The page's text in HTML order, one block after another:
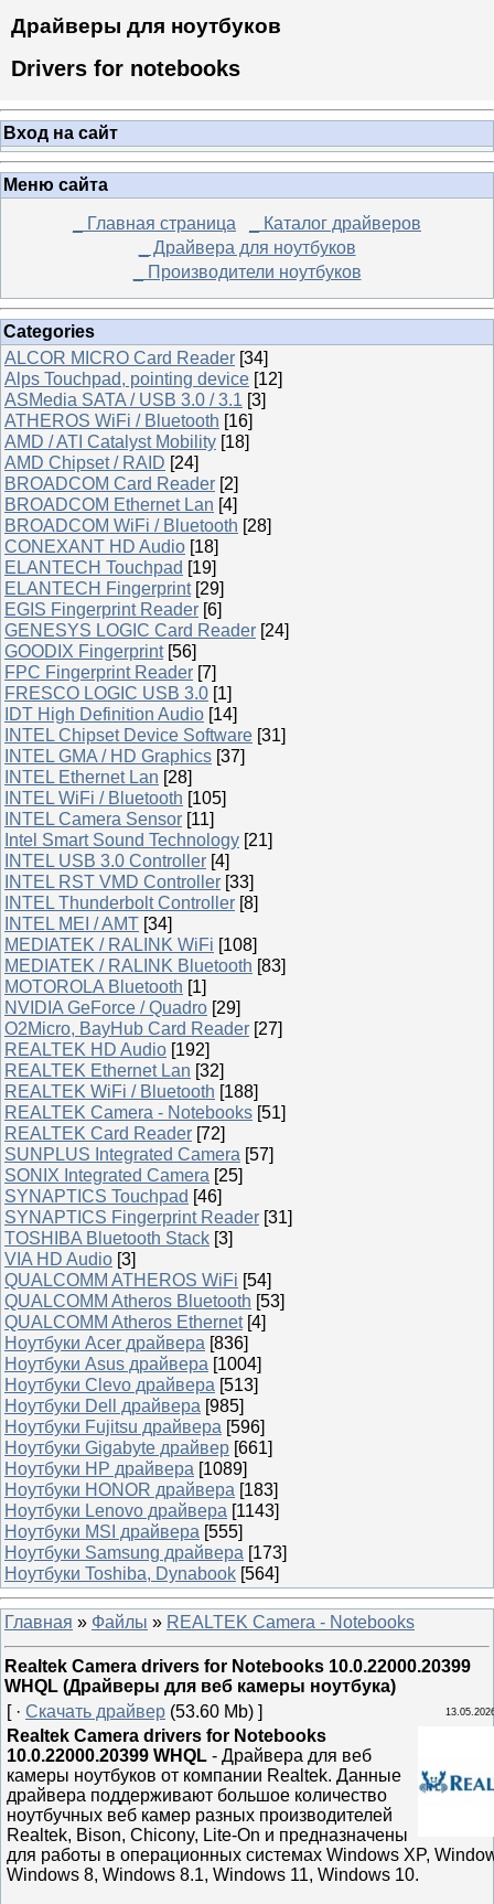
Драйверы для ноутбуков
Drivers for notebooks
Вход на сайт
Меню сайта
_ Главная страница
_ Каталог драйверов
_ Драйвера для ноутбуков
_ Производители ноутбуков
Categories
ALCOR MICRO Card Reader [34]
Alps Touchpad, pointing device [12]
ASMedia SATA / USB 3.0 / 3.1 [3]
ATHEROS WiFi / Bluetooth [16]
AMD / ATI Catalyst Mobility [18]
AMD Chipset / RAID [24]
BROADCOM Card Reader [2]
BROADCOM Ethernet Lan [4]
BROADCOM WiFi / Bluetooth [28]
CONEXANT HD Audio [18]
ELANTECH Touchpad [19]
ELANTECH Fingerprint [29]
EGIS Fingerprint Reader [6]
GENESYS LOGIC Card Reader [24]
GOODIX Fingerprint [56]
FPC Fingerprint Reader [7]
FRESCO LOGIC USB 3.0 [1]
IDT High Definition Audio [14]
INTEL Chipset Device Software [31]
INTEL GMA / HD Graphics [37]
INTEL Ethernet Lan [28]
INTEL WiFi / Bluetooth [105]
INTEL Camera Sensor [11]
Intel Smart Sound Technology [21]
INTEL USB 3.0 Controller [4]
INTEL RST VMD Controller [33]
INTEL Thunderbolt Controller [8]
INTEL MEI / AMT [34]
MEDIATEK / RALINK WiFi [108]
MEDIATEK / RALINK Bluetooth [83]
MOTOROLA Bluetooth [1]
NVIDIA GeForce / Quadro [29]
O2Micro, BayHub Card Reader [27]
REALTEK HD Audio [192]
REALTEK Ethernet Lan [32]
REALTEK WiFi / Bluetooth [188]
REALTEK Camera - Notebooks [51]
REALTEK Card Reader [72]
SUNPLUS Integrated Camera [57]
SONIX Integrated Camera [25]
SYNAPTICS Touchpad [46]
SYNAPTICS Fingerprint Reader [31]
TOSHIBA Bluetooth Stack [3]
VIA HD Audio [3]
QUALCOMM ATHEROS WiFi [54]
QUALCOMM Atheros Bluetooth [53]
QUALCOMM Atheros Ethernet [4]
Ноутбуки Acer драйвера [836]
Ноутбуки Asus драйвера [1004]
Ноутбуки Clevo драйвера [513]
Ноутбуки Dell драйвера [985]
Ноутбуки Fujitsu драйвера [596]
Ноутбуки Gigabyte драйвер [661]
Ноутбуки HP драйвера [1089]
Ноутбуки HONOR драйвера [183]
Ноутбуки Lenovo драйвера [1143]
Ноутбуки MSI драйвера [555]
Ноутбуки Samsung драйвера [173]
Ноутбуки Toshiba, Dynabook [564]
Главная » Файлы » REALTEK Camera - Notebooks
Realtek Camera drivers for Notebooks 10.0.22000.20399
WHQL (Драйверы для веб камеры ноутбука)
[ · Скачать драйвер (53.60 Mb) ]
Realtek Camera drivers for Notebooks
10.0.22000.20399 WHQL - Драйвера для веб
камеры ноутбуков от компании Realtek. Данные
драйвера поддерживают большое количество
ноутбучных веб камер разных производителей
Realtek, Bison, Chicony, Lite-On и предназначены
для работы в операционных системах Windows XP,
Windows 8, Windows 8.1, Windows 11, Windows 10.